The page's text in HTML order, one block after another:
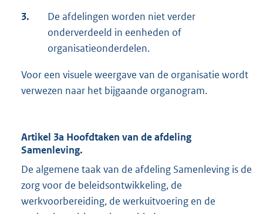
3.
De afdelingen worden niet verder
onderverdeeld in eenheden of
organisatieonderdelen.
Voor een visuele weergave van de organisatie wordt
verwezen naar het bijgaande organogram.
Artikel 3a Hoofdtaken van de afdeling
Samenleving.
De algemene taak van de afdeling Samenleving is de
zorg voor de beleidsontwikkeling, de
werkvoorbereiding, de werkuitvoering en de